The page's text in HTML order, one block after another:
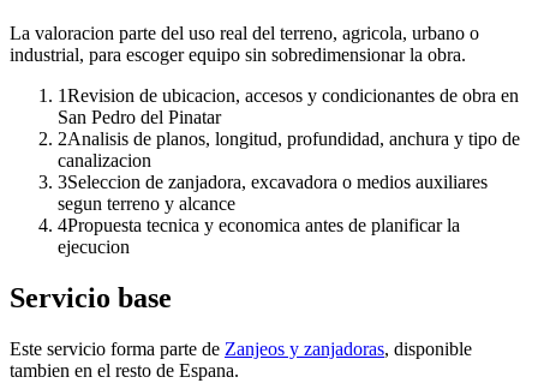
La valoracion parte del uso real del terreno, agricola, urbano o
industrial, para escoger equipo sin sobredimensionar la obra.
1Revision de ubicacion, accesos y condicionantes de obra en
San Pedro del Pinatar
2Analisis de planos, longitud, profundidad, anchura y tipo de
canalizacion
3Seleccion de zanjadora, excavadora o medios auxiliares
segun terreno y alcance
4Propuesta tecnica y economica antes de planificar la
ejecucion
Servicio base
Este servicio forma parte de Zanjeos y zanjadoras, disponible
tambien en el resto de Espana.